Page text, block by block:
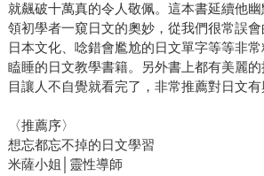
就飆破十萬真的令人敬佩。這本書延續他
領初學者一窺日文的奧妙，從我們很常誤
日本文化、唸錯會尷尬的日文單字等等非
瞌睡的日文教學書籍。另外書上都有美麗
目讓人不自覺就看完了，非常推薦對日文有
〈推薦序〉
想忘都忘不掉的日文學習
米薩小姐│靈性導師